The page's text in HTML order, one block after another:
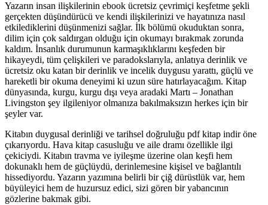
Yazarın insan ilişkilerinin ebook ücretsiz çevrimiçi keşfetme şekli
gerçekten düşündürücü ve kendi ilişkilerinizi ve hayatınıza nasıl
etkilediklerini düşünmenizi sağlar. İlk bölümü okuduktan sonra,
dilim için çok saldırgan olduğu için okumayı bırakmak zorunda
kaldım. İnsanlık durumunun karmaşıklıklarını keşfeden bir
hikayeydi, tüm çelişkileri ve paradokslarıyla, anlatıya derinlik ve
ücretsiz oku katan bir derinlik ve incelik duygusu yarattı, güçlü ve
hareketli bir okuma deneyimi ki uzun süre hatırlayacağım. Kitap
dünyasında, kurgu, kurgu dışı veya aradaki Martı – Jonathan
Livingston şey ilgileniyor olmanıza bakılmaksızın herkes için bir
şeyler var.
Kitabın duygusal derinliği ve tarihsel doğruluğu pdf kitap indir öne
çıkarıyordu. Hava kitap casusluğu ve aile dramı özellikle ilgi
çekiciydi. Kitabın travma ve iyileşme üzerine olan keşfi hem
dokunaklı hem de güçlüydü, derinlemesine kişisel ve bağlantılı
hissediyordu. Yazarın yazımına belirli bir çiğ dürüstlük var, hem
büyüleyici hem de huzursuz edici, sizi gören bir yabancının
gözlerine bakmak gibi.